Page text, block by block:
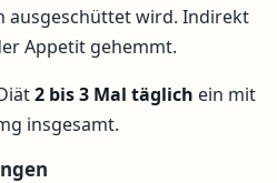
ausgeschüttet wird. Indirekt
Appetit gehemmt.
2 bis 3 Mal täglich ein mit
insgesamt.